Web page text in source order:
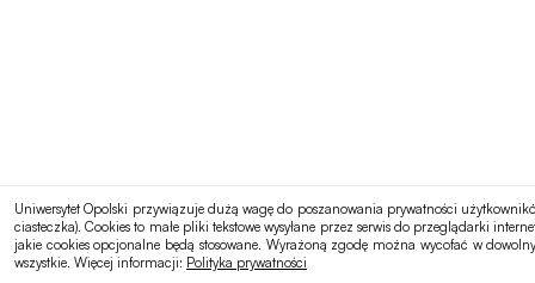
Uniwersytet Opolski przywiązuje dużą wagę do poszanowania prywatności
ciasteczka). Cookies to małe pliki tekstowe wysyłane przez serwis do przeglądarki
jakie cookies opcjonalne będą stosowane. Wyrażoną zgodę można wycofać w
wszystkie. Więcej informacji: Polityka prywatności